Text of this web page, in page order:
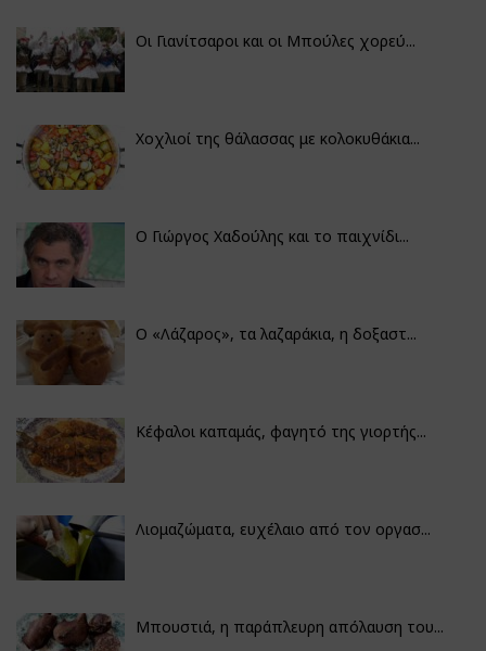
Οι Γιανίτσαροι και οι Μπούλες χορεύ...
Χοχλιοί της θάλασσας με κολοκυθάκια...
Ο Γιώργος Χαδούλης και το παιχνίδι...
Ο «Λάζαρος», τα λαζαράκια, η δοξαστ...
Κέφαλοι καπαμάς, φαγητό της γιορτής...
Λιομαζώματα, ευχέλαιο από τον οργασ...
Μπουστιά, η παράπλευρη απόλαυση του...